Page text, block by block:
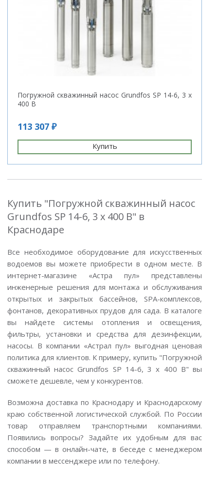
Погружной скважинный насос Grundfos SP 14-6, 3 х
400 В
113 307 ₽
Купить
Купить "Погружной скважинный насос
Grundfos SP 14-6, 3 х 400 В" в
Краснодаре
Все необходимое оборудование для искусственных
водоемов вы можете приобрести в одном месте. В
интернет-магазине «Астра пул» представлены
инженерные решения для монтажа и обслуживания
открытых и закрытых бассейнов, SPA-комплексов,
фонтанов, декоративных прудов для сада. В каталоге
вы найдете системы отопления и освещения,
фильтры, установки и средства для дезинфекции,
насосы. В компании «Астрал пул» выгодная ценовая
политика для клиентов. К примеру, купить "Погружной
скважинный насос Grundfos SP 14-6, 3 х 400 В" вы
сможете дешевле, чем у конкурентов.
Возможна доставка по Краснодару и Краснодарскому
краю собственной логистической службой. По России
товар отправляем транспортными компаниями.
Появились вопросы? Задайте их удобным для вас
способом — в онлайн-чате, в беседе с менеджером
компании в мессенджере или по телефону.